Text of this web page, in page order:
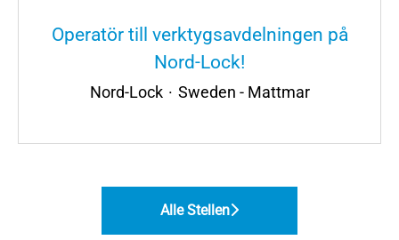
Operatör till verktygsavdelningen på
Nord-Lock!
Nord-Lock · Sweden - Mattmar
Alle Stellen